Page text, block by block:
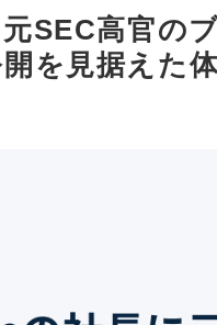
SEC高官の
を見据えた